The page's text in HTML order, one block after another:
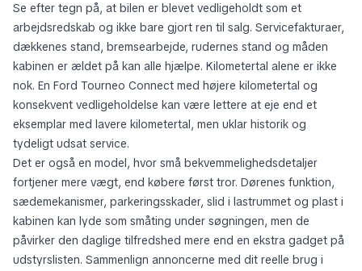
Se efter tegn på, at bilen er blevet vedligeholdt som et
arbejdsredskab og ikke bare gjort ren til salg. Servicefakturaer,
dækkenes stand, bremsearbejde, rudernes stand og måden
kabinen er ældet på kan alle hjælpe. Kilometertal alene er ikke
nok. En Ford Tourneo Connect med højere kilometertal og
konsekvent vedligeholdelse kan være lettere at eje end et
eksemplar med lavere kilometertal, men uklar historik og
tydeligt udsat service.
Det er også en model, hvor små bekvemmelighedsdetaljer
fortjener mere vægt, end købere først tror. Dørenes funktion,
sædemekanismer, parkeringsskader, slid i lastrummet og plast i
kabinen kan lyde som småting under søgningen, men de
påvirker den daglige tilfredshed mere end en ekstra gadget på
udstyrslisten. Sammenlign annoncerne med dit reelle brug i